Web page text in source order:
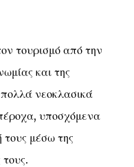
τουρισμό από την
και της
νεοκλασικά
υποσχόμενα
μέσω της